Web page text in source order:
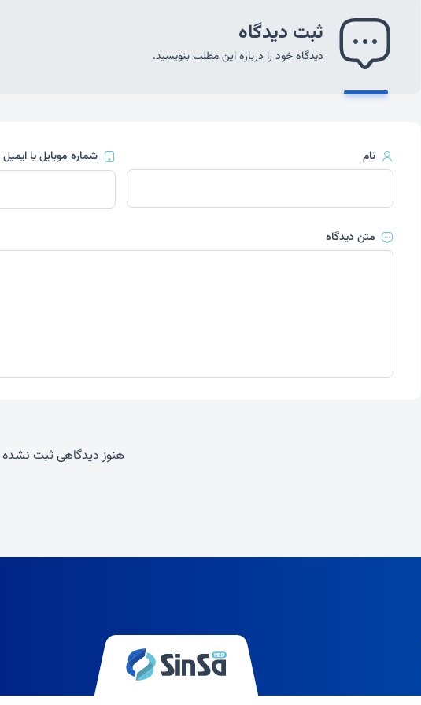
ثبت دیدگاه
دیدگاه خود را درباره این مطلب بنویسید.
نام شماره موبایل یا ایمیل
متن دیدگاه
هنوز دیدگاهی ثبت